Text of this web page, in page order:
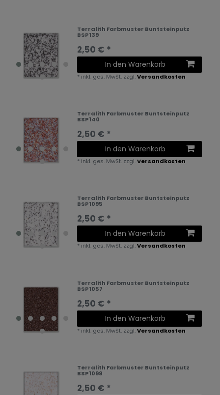
Terralith Farbmuster Buntsteinputz
BSP139
2,50 € *
In den Warenkorb
* inkl. ges. MwSt. zzgl.Versandkosten
Terralith Farbmuster Buntsteinputz
BSP140
2,50 € *
In den Warenkorb
* inkl. ges. MwSt. zzgl.Versandkosten
Terralith Farbmuster Buntsteinputz
BSP1095
2,50 € *
In den Warenkorb
* inkl. ges. MwSt. zzgl.Versandkosten
Terralith Farbmuster Buntsteinputz
BSP1057
2,50 € *
In den Warenkorb
* inkl. ges. MwSt. zzgl.Versandkosten
Terralith Farbmuster Buntsteinputz
BSP1099
2,50 € *